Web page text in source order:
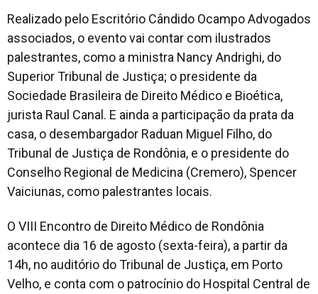
Realizado pelo Escritório Cândido Ocampo Advogados
associados, o evento vai contar com ilustrados
palestrantes, como a ministra Nancy Andrighi, do
Superior Tribunal de Justiça; o presidente da
Sociedade Brasileira de Direito Médico e Bioética,
jurista Raul Canal. E ainda a participação da prata da
casa, o desembargador Raduan Miguel Filho, do
Tribunal de Justiça de Rondônia, e o presidente do
Conselho Regional de Medicina (Cremero), Spencer
Vaiciunas, como palestrantes locais.
O VIII Encontro de Direito Médico de Rondônia
acontece dia 16 de agosto (sexta-feira), a partir da
14h, no auditório do Tribunal de Justiça, em Porto
Velho, e conta com o patrocínio do Hospital Central de